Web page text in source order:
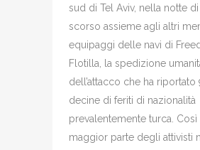
sud di Tel Aviv, nella notte
scorso assieme agli altri
equipaggi delle navi di
Flotilla, la spedizione
dell’attacco che ha riportato
decine di feriti di nazionalità
prevalentemente turca.
maggior parte degli attivisti